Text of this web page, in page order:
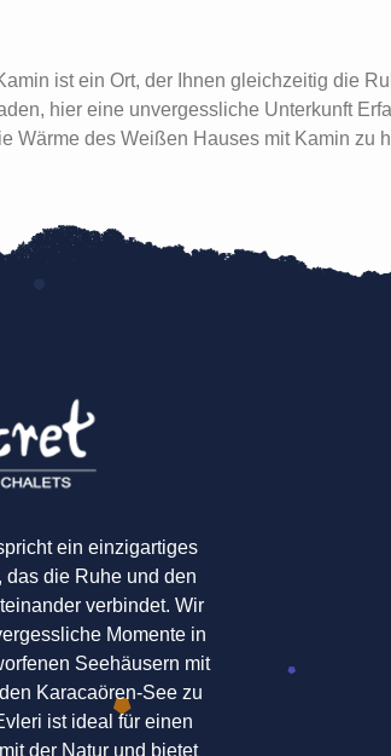
ist ein Ort, der Ihnen gleichzeitig die
hier eine unvergessliche Unterkunft
Wärme des Weißen Hauses mit Kamin zu
ein einzigartiges
das die Ruhe und den
verbindet. Wir
Momente in
Seehäusern mit
Karacaören-See zu
ist ideal für einen
der Natur und bietet